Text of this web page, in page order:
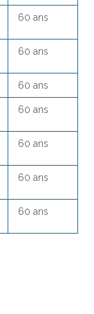
60 ans
60 ans
60 ans
60 ans
60 ans
60 ans
60 ans